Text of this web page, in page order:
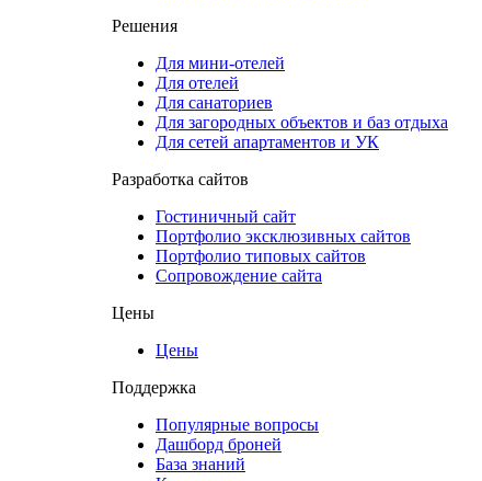
Решения
Для мини-отелей
Для отелей
Для санаториев
Для загородных объектов и баз отдыха
Для сетей апартаментов и УК
Разработка сайтов
Гостиничный сайт
Портфолио эксклюзивных сайтов
Портфолио типовых сайтов
Сопровождение сайта
Цены
Цены
Поддержка
Популярные вопросы
Дашборд броней
База знаний